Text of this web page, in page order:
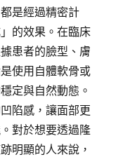
是經過精密計
的效果。在臨床
患者的臉型、膚
使用自體軟骨或
定與自然動態。
陷感，讓面部更
對於想要透過隆
明顯的人來說，